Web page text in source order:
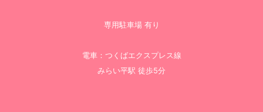
専用駐車場 有り
電車：つくばエクスプレス線
みらい平駅 徒歩5分